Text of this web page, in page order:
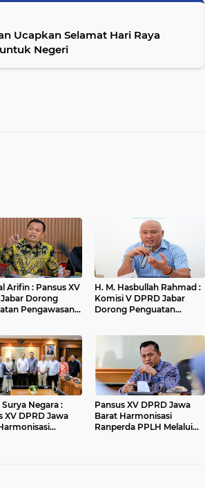
Ucapkan Selamat Hari Raya
Negeri
Arifin : Pansus XV
Dorong
Pengawasan
H. M. Hasbullah Rahmad :
Komisi V DPRD Jabar
Dorong Penguatan
Rakyat di Kabupaten
Bandung
Negara :
XV DPRD Jawa
Pansus XV DPRD Jawa
Barat Harmonisasi
Ranperda PPLH Melalui